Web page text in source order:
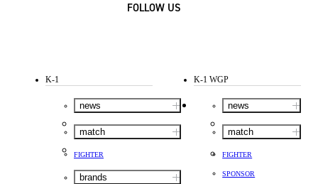
FOLLOW US
K-1
news
match
FIGHTER
brands
K-1 WGP
news
match
FIGHTER
SPONSOR